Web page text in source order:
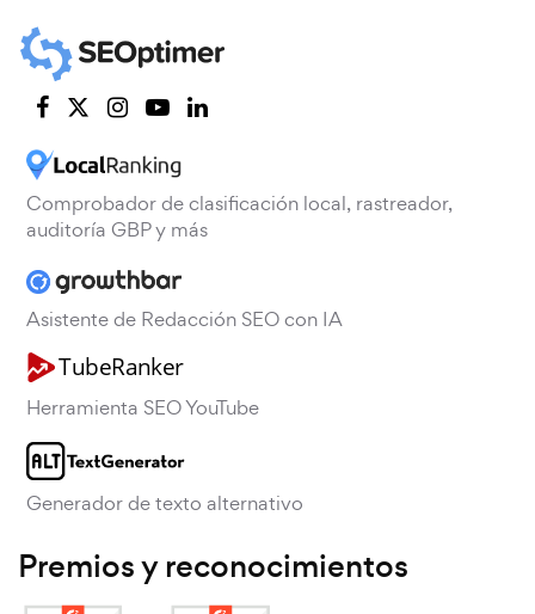
Comprobador de clasificación local, rastreador,
auditoría GBP y más
Asistente de Redacción SEO con IA
Herramienta SEO YouTube
Generador de texto alternativo
Premios y reconocimientos